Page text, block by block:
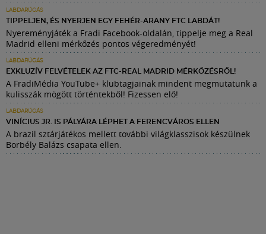
LABDARÚGÁS
TIPPELJEN, ÉS NYERJEN EGY FEHÉR-ARANY FTC LABDÁT!
Nyereményjáték a Fradi Facebook-oldalán, tippelje meg a Real
Madrid elleni mérkőzés pontos végeredményét!
LABDARÚGÁS
EXKLUZÍV FELVÉTELEK AZ FTC-REAL MADRID MÉRKŐZÉSRŐL!
A FradiMédia YouTube+ klubtagjainak mindent megmutatunk a
kulisszák mögött történtekből! Fizessen elő!
LABDARÚGÁS
VINÍCIUS JR. IS PÁLYÁRA LÉPHET A FERENCVÁROS ELLEN
A brazil sztárjátékos mellett további világklasszisok készülnek
Borbély Balázs csapata ellen.